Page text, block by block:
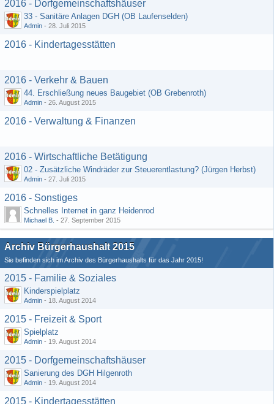
2016 - Dorfgemeinschaftshäuser
33 - Sanitäre Anlagen DGH (OB Laufenselden)
Admin - 28. Juli 2015
2016 - Kindertagesstätten
2016 - Verkehr & Bauen
44. Erschließung neues Baugebiet (OB Grebenroth)
Admin - 26. August 2015
2016 - Verwaltung & Finanzen
2016 - Wirtschaftliche Betätigung
02 - Zusätzliche Windräder zur Steuerentlastung? (Jürgen Herbst)
Admin - 27. Juli 2015
2016 - Sonstiges
Schnelles Internet in ganz Heidenrod
Michael B. - 27. September 2015
Archiv Bürgerhaushalt 2015
Sie befinden sich im Archiv des Bürgerhaushalts für das Jahr 2015!
2015 - Familie & Soziales
Kinderspielplatz
Admin - 18. August 2014
2015 - Freizeit & Sport
Spielplatz
Admin - 19. August 2014
2015 - Dorfgemeinschaftshäuser
Sanierung des DGH Hilgenroth
Admin - 19. August 2014
2015 - Kindertagesstätten